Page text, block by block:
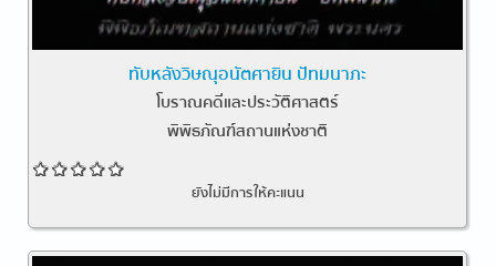
ทับหลังวิษณุอนัตศายิน ปัทมนาภะ
โบราณคดีและประวัติศาสตร์
พิพิธภัณฑ์สถานแห่งชาติ
ยังไม่มีการให้คะแนน